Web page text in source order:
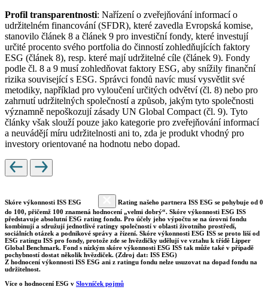
Profil transparentnosti: Nařízení o zveřejňování informací o
udržitelném financování (SFDR), které zavedla Evropská komise,
stanovilo článek 8 a článek 9 pro investiční fondy, které investují
určité procento svého portfolia do činností zohledňujících faktory
ESG (článek 8), resp. které mají udržitelné cíle (článek 9). Fondy
podle čl. 8 a 9 musí zohledňovat faktory ESG, aby snížily finanční
rizika související s ESG. Správci fondů navíc musí vysvětlit své
metodiky, například pro vyloučení určitých odvětví (čl. 8) nebo pro
zahrnutí udržitelných společností a způsob, jakým tyto společnosti
významně nepoškozují zásady UN Global Compact (čl. 9). Tyto
články však slouží pouze jako kategorie pro zveřejňování informací
a neuvádějí míru udržitelnosti ani to, zda je produkt vhodný pro
investory orientované na hodnotu nebo dopad.
Skóre výkonnosti ISS ESG
Rating našeho partnera ISS ESG se pohybuje od 0
do 100, přičemž 100 znamená hodnocení „velmi dobrý“. Skóre výkonnosti ESG ISS
představuje absolutní ESG rating fondu. Pro účely jeho výpočtu se na úrovni fondu
kombinují a sdružují jednotlivé ratingy společností v oblasti životního prostředí,
sociálních otázek a podnikové správy a řízení. Skóre výkonnosti ESG ISS se proto liší od
ESG ratingu ISS pro fondy, protože zde se hvězdičky udělují ve vztahu k třídě Lipper
Global Benchmark. Fond s nízkým skóre výkonnosti ESG ISS tak může také v případě
pochybností dostat několik hvězdiček. (Zdroj dat: ISS ESG)
Z hodnocení výkonnosti ISS ESG ani z ratingu fondu nelze usuzovat na dopad fondu na
udržitelnost.
Více o hodnocení ESG v Slovníček pojmů